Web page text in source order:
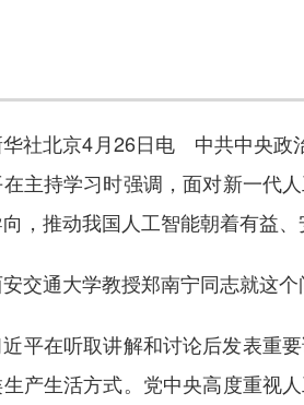
北京4月26日电 中共中央政治
主持学习时强调，面对新一代
，推动我国人工智能朝着有益、
通大学教授郑南宁同志就这个
在听取讲解和讨论后发表重要
产生活方式。党中央高度重视